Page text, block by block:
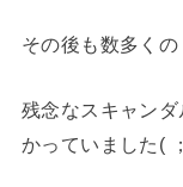
その後も数多く
残念なスキャン
かっていました(